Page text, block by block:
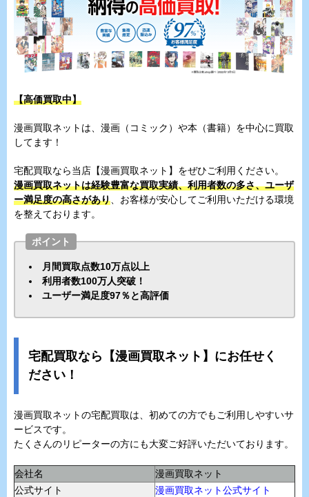
【高価買取中】
漫画買取ネットは、漫画（コミック）や本（書籍）を中心に買取
してます！
宅配買取なら当店【漫画買取ネット】をぜひご利用ください。
漫画買取ネットは経験豊富な買取実績、利用者数の多さ、ユーザ
ー満足度の高さがあり 、お客様が安心してご利用いただける環境
を整えております。
ポイント
月間買取点数10万点以上
利用者数100万人突破！
ユーザー満足度97％と高評価
宅配買取なら【漫画買取ネット】にお任せく
ださい！
漫画買取ネットの宅配買取は、初めての方でもご利用しやすいサ
ービスです。
たくさんのリピーターの方にも大変ご好評いただいております。
会社名
漫画買取ネット
公式サイト
漫画買取ネット公式サイト